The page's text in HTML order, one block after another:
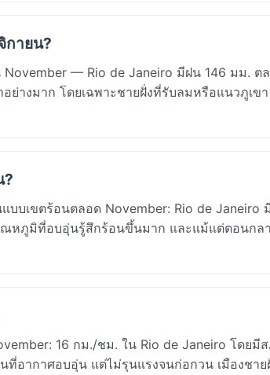
กายน?
November — Rio de Janeiro มีฝน 146 มม. ต
งมาก โดยเฉพาะชายฝั่งที่รับลมหรือแนวภูเขา
?
บเขตร้อนตลอด November: Rio de Janeiro
หภูมิที่อบอุ่นรู้สึกร้อนขึ้นมาก และแม้แต่ตอนกลา
16 กม./ชม. ใน Rio de Janeiro โดย
ากาศอบอุ่น แต่ไม่รุนแรงจนก่อกวน เมืองชาย